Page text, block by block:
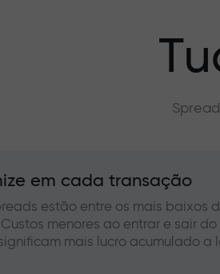
em cada transação
estão entre os mais baixos
menores ao entrar e sair do
mais lucro acumulado a